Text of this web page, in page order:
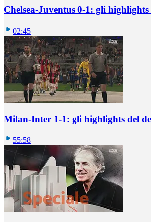
Chelsea-Juventus 0-1: gli
02:45
Milan-Inter 1-1: gli highlights del
55:58